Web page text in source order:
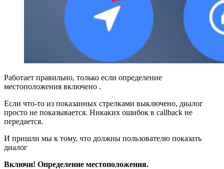
Работает правильно, только если определение
местоположения включено .
Если что-то из показанных стрелками выключено, диалог
просто не показывается. Никаких ошибок в callback не
передается.
И пришли мы к тому, что должны пользователю показать
диалог
Включи! Определение местоположения.